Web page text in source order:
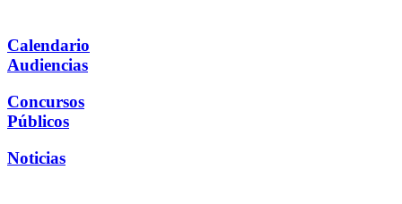
Calendario
Audiencias
Concursos
Públicos
Noticias